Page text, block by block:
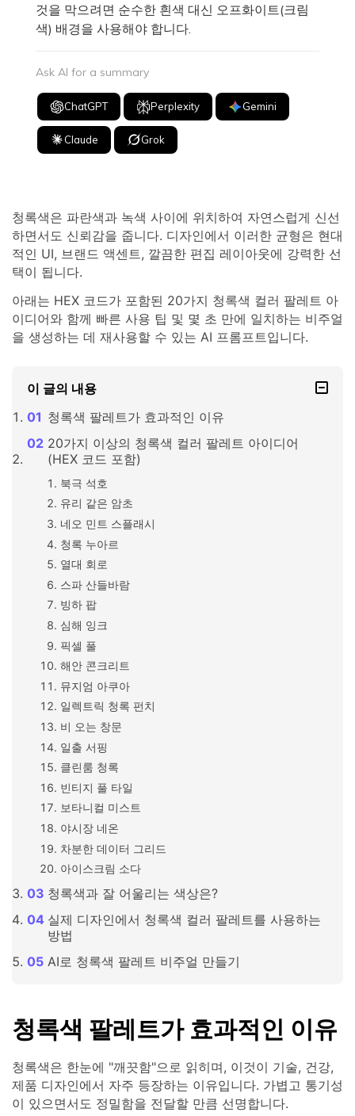
것을 막으려면 순수한 흰색 대신 오프화이트(크림
색) 배경을 사용해야 합니다.
Ask AI for a summary
ChatGPT Perplexity Gemini
Claude Grok
청록색은 파란색과 녹색 사이에 위치하여 자연스럽게 신선
하면서도 신뢰감을 줍니다. 디자인에서 이러한 균형은 현대
적인 UI, 브랜드 액센트, 깔끔한 편집 레이아웃에 강력한 선
택이 됩니다.
아래는 HEX 코드가 포함된 20가지 청록색 컬러 팔레트 아
이디어와 함께 빠른 사용 팁 및 몇 초 만에 일치하는 비주얼
을 생성하는 데 재사용할 수 있는 AI 프롬프트입니다.
이 글의 내용
청록색 팔레트가 효과적인 이유
20가지 이상의 청록색 컬러 팔레트 아이디어
(HEX 코드 포함)
북극 석호
유리 같은 암초
네오 민트 스플래시
청록 누아르
열대 회로
스파 산들바람
빙하 팝
심해 잉크
픽셀 풀
해안 콘크리트
뮤지엄 아쿠아
일렉트릭 청록 펀치
비 오는 창문
일출 서핑
클린룸 청록
빈티지 풀 타일
보타니컬 미스트
야시장 네온
차분한 데이터 그리드
아이스크림 소다
청록색과 잘 어울리는 색상은?
실제 디자인에서 청록색 컬러 팔레트를 사용하는
방법
AI로 청록색 팔레트 비주얼 만들기
청록색 팔레트가 효과적인 이유
청록색은 한눈에 "깨끗함"으로 읽히며, 이것이 기술, 건강,
제품 디자인에서 자주 등장하는 이유입니다. 가볍고 통기성
이 있으면서도 정밀함을 전달할 만큼 선명합니다.